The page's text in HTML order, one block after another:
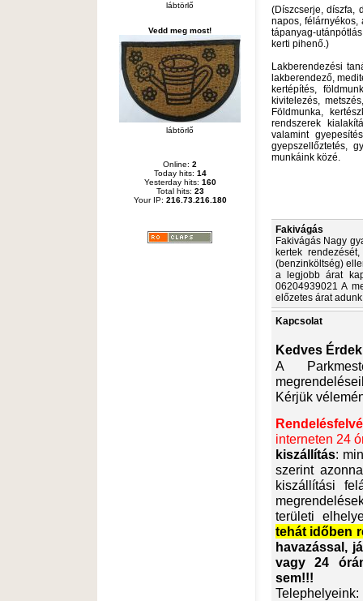
lábtörlő
Vedd meg most!
lábtörlő
Online: 2
Today hits: 14
Yesterday hits: 160
Total hits: 23
Your IP: 216.73.216.180
(Díszcserje, díszfa,
napos, félárnyékos,
tápanyag-
kerti pihenő.)
Lakberendezési
lak­berendező,
kertépítés,
kivitelezés,
Földmunka,
rendszerek
valamint
gyepszellőztetés,
munkáink közé.
Fakivágás
Fakivágás Nagy
kertek
(benzinköltség)
a legjobb árat
06204939021 A
előzetes árat
Kapcsolat
Kedves
A
Kérjük
interneten 24
kiszállítás:
szerint
kiszállítási
területi
tehát időben
havazással,
vagy 24
sem!!!